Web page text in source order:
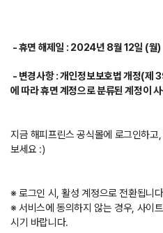
- 휴면 해제일 : 2024년 8월 12일 (월)
- 변경사항 :개인정보보호법 개정(제
에 따라 휴면 계정으로 분류된 계정이
지금 해피프린스 공식몰에 로그인하
보세요 :)
※ 로그인 시, 활성 계정으로 전환됩니
※ 서비스에 동의하지 않는 경우, 사이
시기 바랍니다.